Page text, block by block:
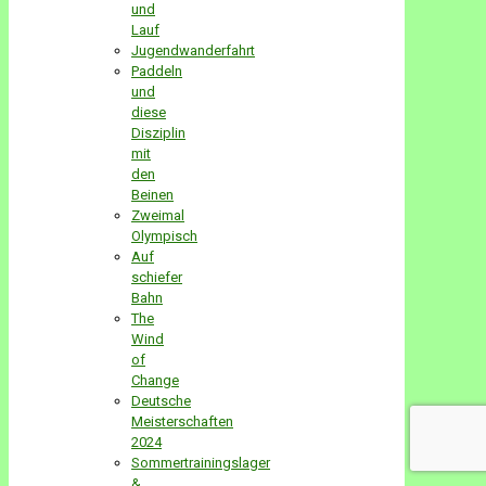
und
Lauf
Jugendwanderfahrt
Paddeln
und
diese
Disziplin
mit
den
Beinen
Zweimal
Olympisch
Auf
schiefer
Bahn
The
Wind
of
Change
Deutsche
Meisterschaften
2024
Sommertrainingslager